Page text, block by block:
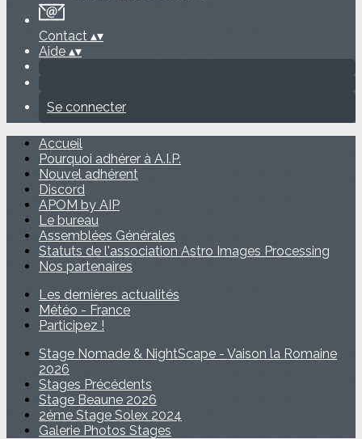
Contact ▴▾
Aide ▴▾
Se connecter
Accueil
Pourquoi adhérer à A.I.P.
Nouvel adhérent
Discord
APOM by AIP
Le bureau
Assemblées Générales
Statuts de l'association Astro Images Processing
Nos partenaires
Les dernières actualités
Météo - France
Participez !
Stage Nomade & NightScape - Vaison la Romaine
2026
Stages Précédents
Stage Beaune 2026
2éme Stage Solex 2024
Galerie Photos Stages